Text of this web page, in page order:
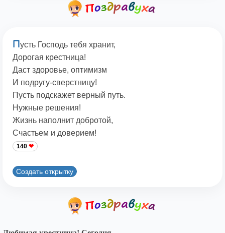
Пусть Господь тебя хранит,
Дорогая крестница!
Даст здоровье, оптимизм
И подругу-сверстницу!
Пусть подскажет верный путь.
Нужные решения!
Жизнь наполнит добротой,
Счастьем и доверием!
140
Создать открытку